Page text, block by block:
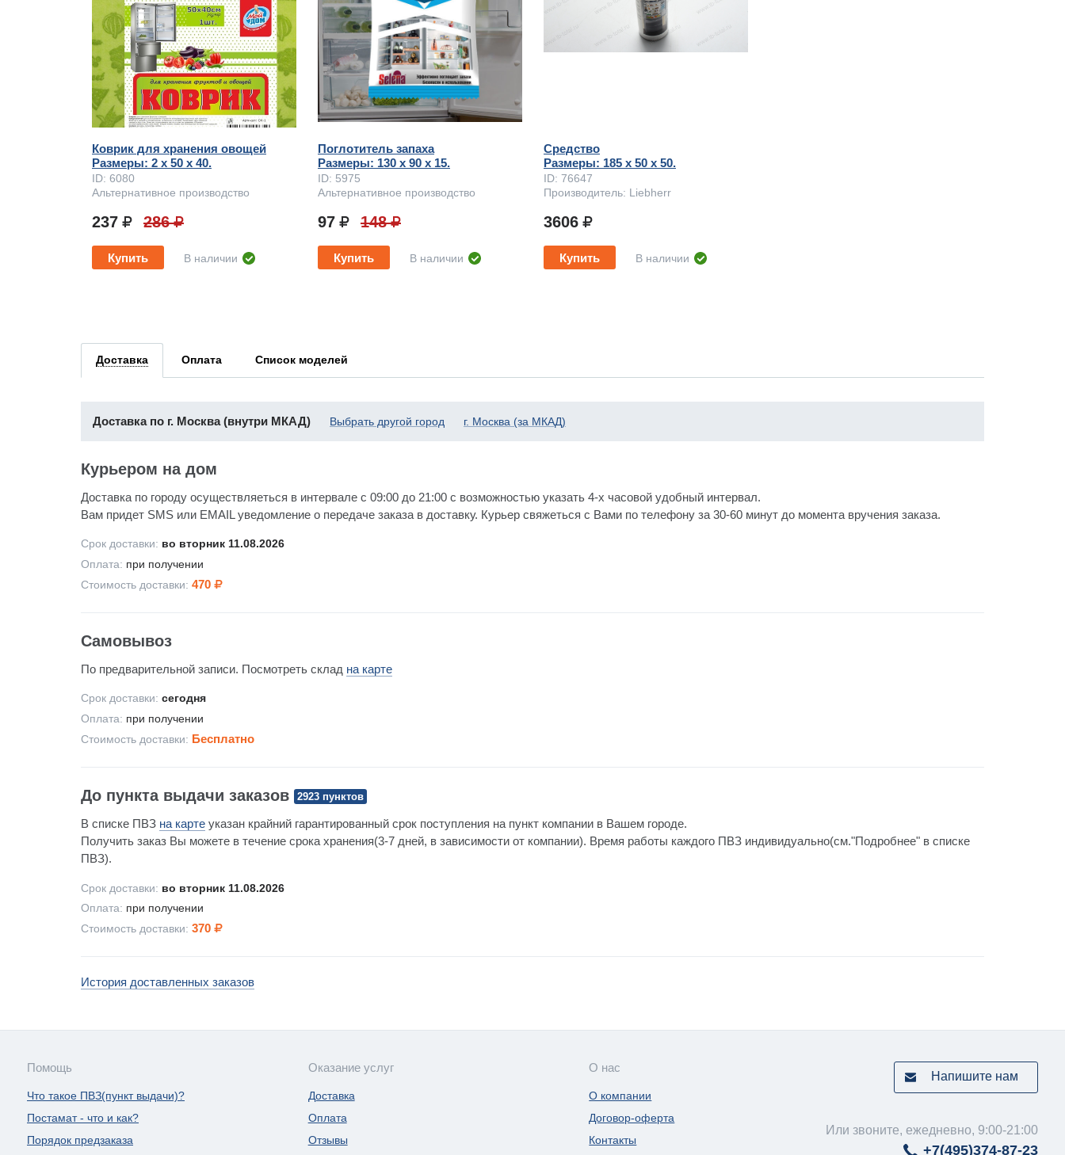
Коврик для хранения овощей
Размеры: 2 x 50 х 40.
ID: 6080
Альтернативное производство
237 286
Купить В наличии
Поглотитель запаха
Размеры: 130 x 90 х 15.
ID: 5975
Альтернативное производство
97 148
Купить В наличии
Средство
Размеры: 185 x 50 х 50.
ID: 76647
Производитель: Liebherr
3606
Купить В наличии
Доставка Оплата Список моделей
Доставка по г. Москва (внутри МКАД) Выбрать другой город г. Москва (за МКАД)
Курьером на дом
Доставка по городу осуществляеться в интервале с 09:00 до 21:00 с возможностью указать 4-х часовой удобный интервал.
Вам придет SMS или EMAIL уведомление о передаче заказа в доставку. Курьер свяжеться с Вами по телефону за 30-60 минут до момента вручения заказа.
Срок доставки: во вторник 11.08.2026
Оплата: при получении
Стоимость доставки: 470
Самовывоз
По предварительной записи. Посмотреть склад на карте
Срок доставки: сегодня
Оплата: при получении
Стоимость доставки: Бесплатно
До пункта выдачи заказов 2923 пунктов
В списке ПВЗ на карте указан крайний гарантированный срок поступления на пункт компании в Вашем городе.
Получить заказ Вы можете в течение срока хранения(3-7 дней, в зависимости от компании). Время работы каждого ПВЗ индивидуально(см."Подробнее" в списке
ПВЗ).
Срок доставки: во вторник 11.08.2026
Оплата: при получении
Стоимость доставки: 370
История доставленных заказов
Напишите нам
Или звоните, ежедневно, 9:00-21:00
+7(495)374-87-23
Помощь
Что такое ПВЗ(пункт выдачи)?
Постамат - что и как?
Порядок предзаказа
Оказание услуг
Доставка
Оплата
Отзывы
О нас
О компании
Договор-оферта
Контакты